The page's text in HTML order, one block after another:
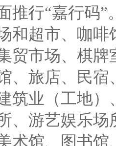
推行“嘉行码
和超市、咖
贸市场、棋
、旅店、民
筑业（工地
、游艺娱乐
术馆、图书